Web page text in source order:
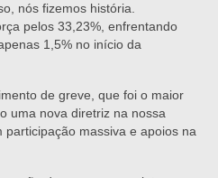
nós fizemos história.
pelos 33,23%, enfrentando
1,5% no início da
de greve, que foi o maior
uma nova diretriz na nossa
massiva e apoios na